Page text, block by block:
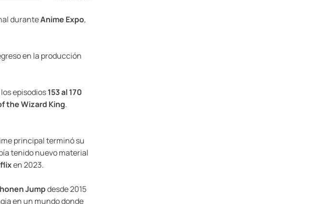
duranteAnime Expo,
en la producción
episodios153 al 170
the Wizard King.
principal terminó su
tenido nuevo material
en 2023.
Jumpdesde 2015
en un mundo donde